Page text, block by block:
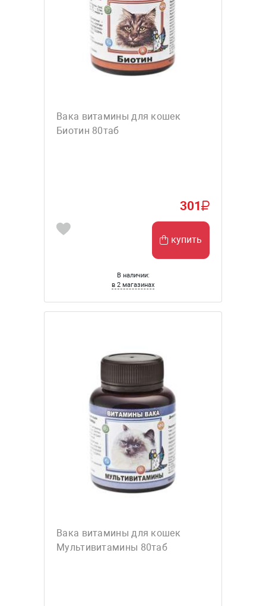
Вака витамины для кошек
Биотин 80таб
301
купить
В наличии:
в 2 магазинах
Вака витамины для кошек
Мультивитамины 80таб